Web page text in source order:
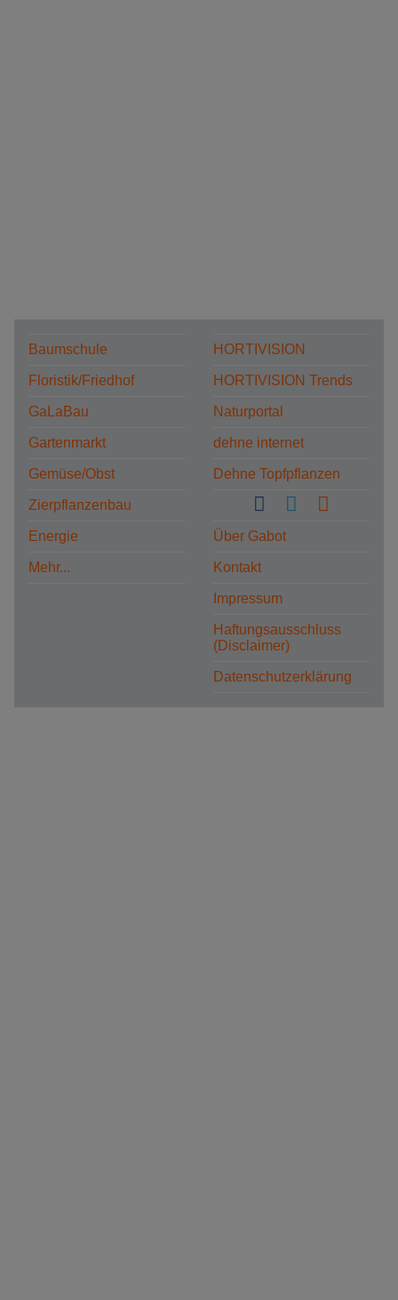
Baumschule
Floristik/Friedhof
GaLaBau
Gartenmarkt
Gemüse/Obst
Zierpflanzenbau
Energie
Mehr...
HORTIVISION
HORTIVISION Trends
Naturportal
dehne internet
Dehne Topfpflanzen
Über Gabot
Kontakt
Impressum
Haftungsausschluss
(Disclaimer)
Datenschutzerklärung